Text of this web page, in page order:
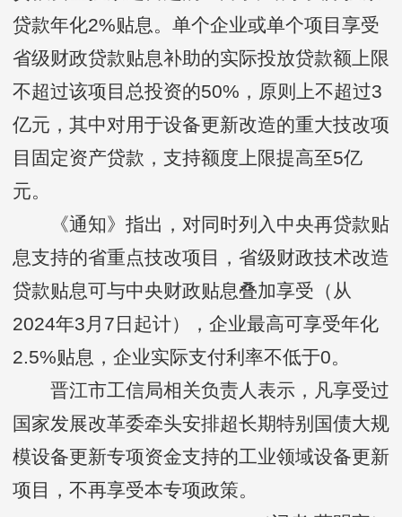
贷款年化2%贴息。单个企业或单个项目享受
省级财政贷款贴息补助的实际投放贷款额上限
不超过该项目总投资的50%，原则上不超过3
亿元，其中对用于设备更新改造的重大技改项
目固定资产贷款，支持额度上限提高至5亿
元。
《通知》指出，对同时列入中央再贷款贴
息支持的省重点技改项目，省级财政技术改造
贷款贴息可与中央财政贴息叠加享受（从
2024年3月7日起计），企业最高可享受年化
2.5%贴息，企业实际支付利率不低于0。
晋江市工信局相关负责人表示，凡享受过
国家发展改革委牵头安排超长期特别国债大规
模设备更新专项资金支持的工业领域设备更新
项目，不再享受本专项政策。